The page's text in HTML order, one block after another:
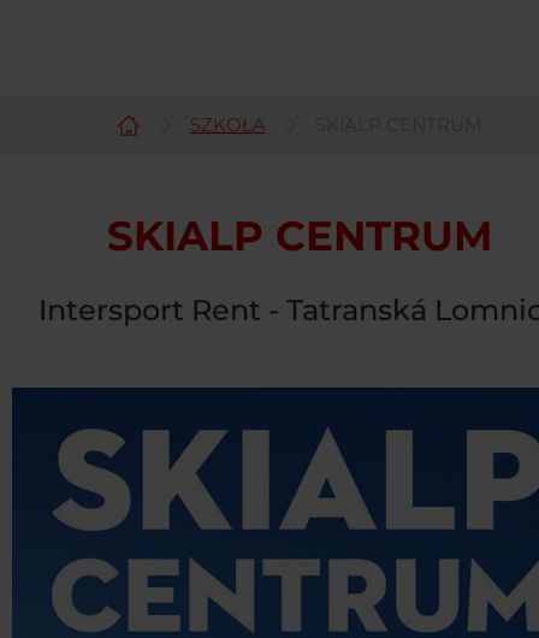
SZKOŁA SKIALP CENTRUM
SKIALP CENTRUM
Intersport Rent - Tatranská